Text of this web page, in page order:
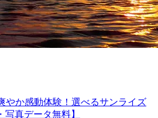
やか感動体験！選べるサンライズ
写真データ無料】